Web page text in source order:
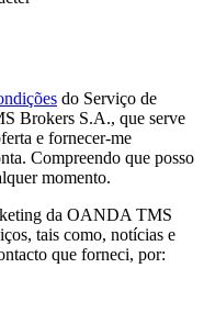
do Serviço de
Brokers S.A., que serve
e fornecer-me
Compreendo que posso
momento.
da OANDA TMS
tais como, notícias e
que forneci, por: